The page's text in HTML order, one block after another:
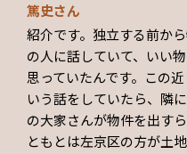
篤史さん
紹介です。独立する前か
の人に話していて、いい
思っていたんです。この
いう話をしていたら、隣
の大家さんが物件を出す
ともとは左京区の方が土